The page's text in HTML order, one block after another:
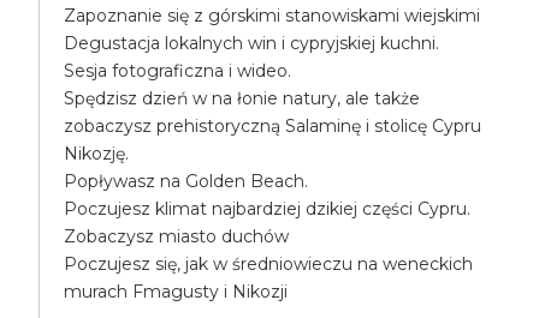
Zapoznanie się z górskimi stanowiskami wiejskimi
Degustacja lokalnych win i cypryjskiej kuchni.
Sesja fotograficzna i wideo.
Spędzisz dzień w na łonie natury, ale także
zobaczysz prehistoryczną Salaminę i stolicę Cypru
Nikozję.
Popływasz na Golden Beach.
Poczujesz klimat najbardziej dzikiej części Cypru.
Zobaczysz miasto duchów
Poczujesz się, jak w średniowieczu na weneckich
murach Fmagusty i Nikozji